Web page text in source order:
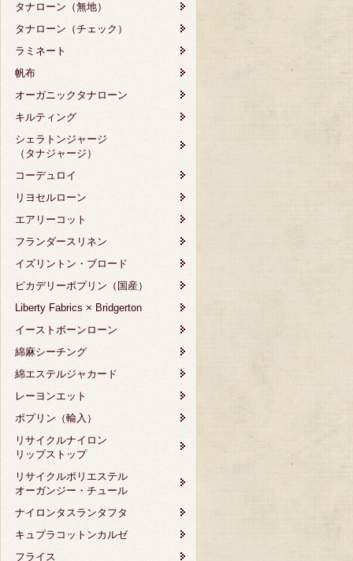
タナローン（無地）
タナローン（チェック）
ラミネート
帆布
オーガニックタナローン
キルティング
シェラトンジャージ
（タナジャージ）
コーデュロイ
リヨセルローン
エアリーコット
フランダースリネン
イズリントン・ブロード
ピカデリーポプリン（国産）
Liberty Fabrics × Bridgerton
イーストボーンローン
綿麻シーチング
綿エステルジャカード
レーヨンエット
ポプリン（輸入）
リサイクルナイロン
リップストップ
リサイクルポリエステル
オーガンジー・チュール
ナイロンタスランタフタ
キュプラコットンカルゼ
フライス